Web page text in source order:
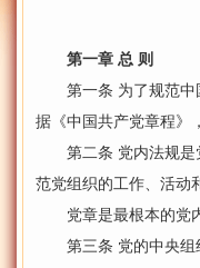
第一章 总 则
第一条 为了规范中国
据《中国共产党章程》
第二条 党内法规是党
范党组织的工作、活动
党章是最根本的党内
第三条 党的中央组织